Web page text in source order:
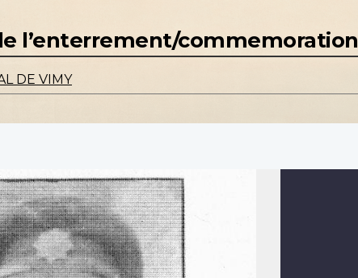
l’enterrement/commemoration
DE VIMY